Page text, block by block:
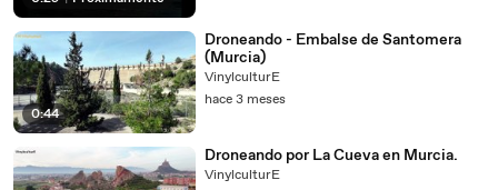
0:44
Droneando - Embalse de Santomera
(Murcia)
VinylculturE
hace 3 meses
Droneando por La Cueva en Murcia.
VinylculturE